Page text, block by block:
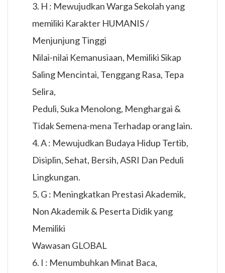
3. H : Mewujudkan Warga Sekolah yang
memiliki Karakter HUMANIS /
Menjunjung Tinggi
Nilai-nilai Kemanusiaan, Memiliki Sikap
Saling Mencintai, Tenggang Rasa, Tepa
Selira,
Peduli, Suka Menolong, Menghargai &
Tidak Semena-mena Terhadap orang lain.
4. A : Mewujudkan Budaya Hidup Tertib,
Disiplin, Sehat, Bersih, ASRI Dan Peduli
Lingkungan.
5. G : Meningkatkan Prestasi Akademik,
Non Akademik & Peserta Didik yang
Memiliki
Wawasan GLOBAL
6. I : Menumbuhkan Minat Baca,